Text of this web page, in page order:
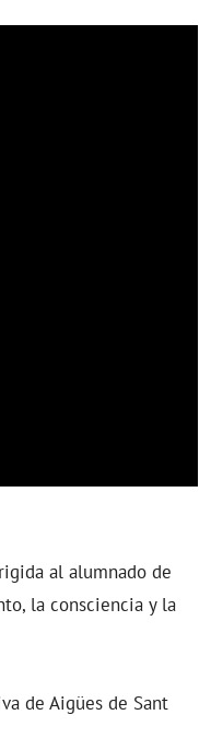
al alumnado de
la consciencia y la
de Aigües de Sant